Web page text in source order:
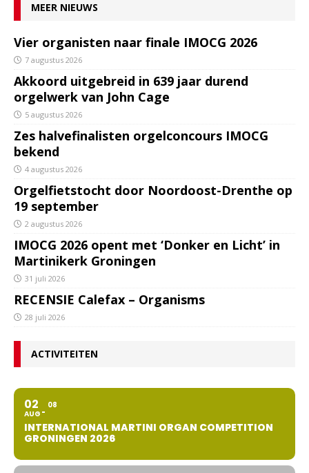
MEER NIEUWS
Vier organisten naar finale IMOCG 2026
7 augustus 2026
Akkoord uitgebreid in 639 jaar durend
orgelwerk van John Cage
5 augustus 2026
Zes halvefinalisten orgelconcours IMOCG
bekend
4 augustus 2026
Orgelfietstocht door Noordoost-Drenthe op
19 september
2 augustus 2026
IMOCG 2026 opent met ‘Donker en Licht’ in
Martinikerk Groningen
31 juli 2026
RECENSIE Calefax – Organisms
28 juli 2026
ACTIVITEITEN
02
AUG
08
INTERNATIONAL MARTINI ORGAN COMPETITION
GRONINGEN 2026